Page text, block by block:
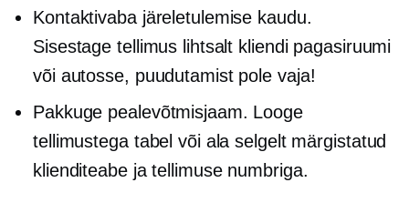
Kontaktivaba järeletulemise kaudu.
Sisestage tellimus lihtsalt kliendi pagasiruumi
või autosse, puudutamist pole vaja!
Pakkuge pealevõtmisjaam. Looge
tellimustega tabel või ala selgelt märgistatud
klienditeabe ja tellimuse numbriga.